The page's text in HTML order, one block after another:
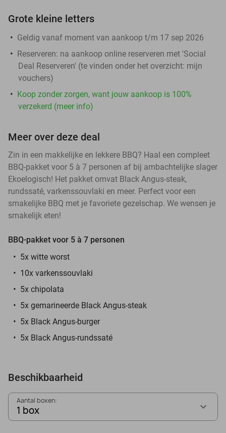
Grote kleine letters
Geldig vanaf moment van aankoop t/m 17 sep 2026
Reserveren: na aankoop online reserveren met 'Social
Deal Reserveren' (te vinden onder het overzicht: mijn
vouchers)
Koop zonder zorgen, want jouw aankoop is 100%
verzekerd (meer info)
Meer over deze deal
Zin in een makkelijke en lekkere BBQ? Haal een compleet
BBQ-pakket voor 5 à 7 personen af bij ambachtelijke slager
Ekoelogisch! Het pakket omvat Black Angus-steak,
rundssaté, varkenssouvlaki en meer. Perfect voor een
smakelijke BBQ met je favoriete gezelschap. We wensen je
smakelijk eten!
BBQ-pakket voor 5 à 7 personen
5x witte worst
10x varkenssouvlaki
5x chipolata
5x gemarineerde Black Angus-steak
5x Black Angus-burger
5x Black Angus-rundssaté
Beschikbaarheid
Aantal boxen:
1 box